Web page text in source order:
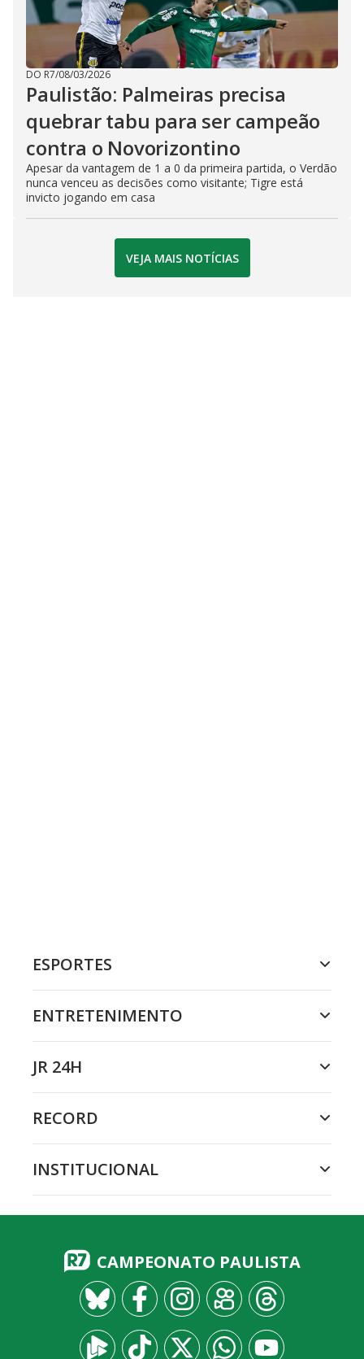
DO R7/08/03/2026
Paulistão: Palmeiras precisa
quebrar tabu para ser campeão
contra o Novorizontino
Apesar da vantagem de 1 a 0 da primeira partida, o Verdão
nunca venceu as decisões como visitante; Tigre está
invicto jogando em casa
VEJA MAIS NOTÍCIAS
ESPORTES
ENTRETENIMENTO
JR 24H
RECORD
INSTITUCIONAL
CAMPEONATO PAULISTA